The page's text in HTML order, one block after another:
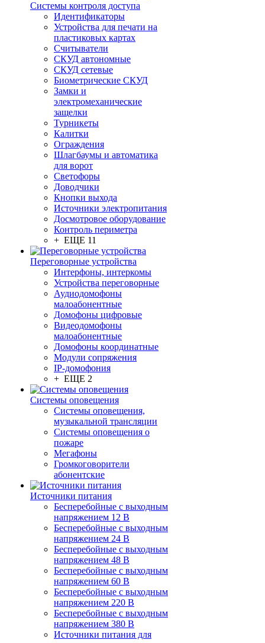
Системы контроля доступа
Идентификаторы
Устройства для печати на
пластиковых картах
Считыватели
СКУД автономные
СКУД сетевые
Биометрические СКУД
Замки и
электромеханические
защелки
Турникеты
Калитки
Ограждения
Шлагбаумы и автоматика
для ворот
Светофоры
Доводчики
Кнопки выхода
Источники электропитания
Досмотровое оборудование
Контроль периметра
+ ЕЩЕ 11
Переговорные устройства
Интерфоны, интеркомы
Устройства переговорные
Аудиодомофоны
малоабонентные
Домофоны цифровые
Видеодомофоны
малоабонентные
Домофоны координатные
Модули сопряжения
IP-домофония
+ ЕЩЕ 2
Системы оповещения
Системы оповещения,
музыкальной трансляции
Системы оповещения о
пожаре
Мегафоны
Громкоговорители
абонентские
Источники питания
Бесперебойные с выходным
напряжением 12 В
Бесперебойные с выходным
напряжением 24 В
Бесперебойные с выходным
напряжением 48 В
Бесперебойные с выходным
напряжением 60 В
Бесперебойные с выходным
напряжением 220 В
Бесперебойные с выходным
напряжением 380 В
Источники питания для